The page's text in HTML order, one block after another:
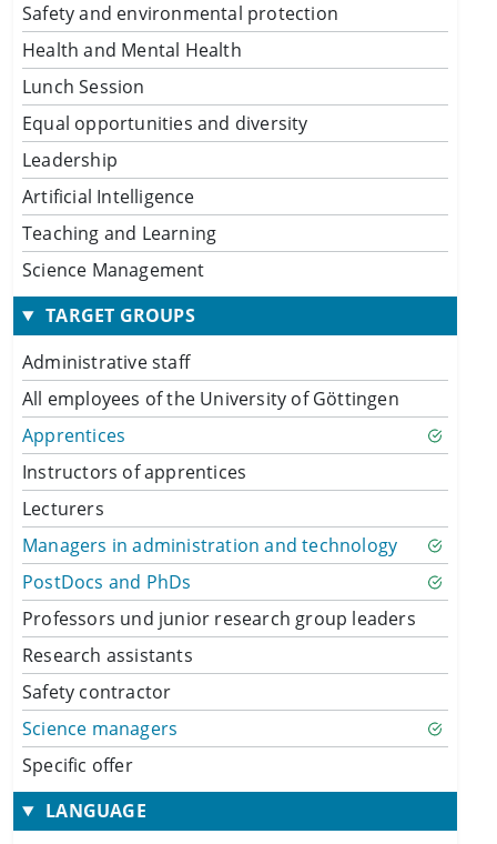
Safety and environmental protection
Health and Mental Health
Lunch Session
Equal opportunities and diversity
Leadership
Artificial Intelligence
Teaching and Learning
Science Management
TARGET GROUPS
Administrative staff
All employees of the University of Göttingen
Apprentices
Instructors of apprentices
Lecturers
Managers in administration and technology
PostDocs and PhDs
Professors und junior research group leaders
Research assistants
Safety contractor
Science managers
Specific offer
LANGUAGE